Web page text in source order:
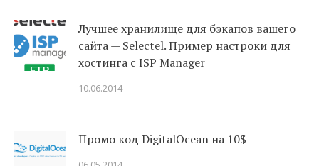
Лучшее хранилище для бэкапов вашего
сайта — Selectel. Пример настроки для
хостинга с ISP Manager
10.06.2014
Промо код DigitalOcean на 10$